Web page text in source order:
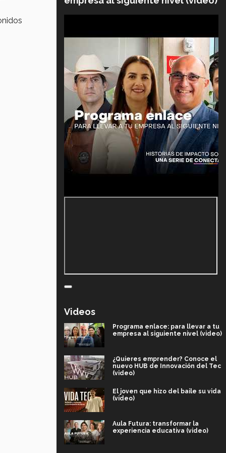
Videos
Programa enlace: para llevar a tu
empresa al siguiente nivel (video)
¿Quieres emprender? Conoce el
nuevo HUB de Innovación del Tec
(video)
El joven que hizo del baile su vida
(video)
Aula Futura: transformar la
experiencia educativa (video)